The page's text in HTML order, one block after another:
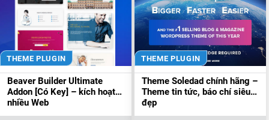
THEME PLUGIN
Beaver Builder Ultimate
Addon [Có Key] – kích hoạt
nhiều Web
THEME PLUGIN
Theme Soledad chính hãng –
Theme tin tức, báo chí siêu
đẹp